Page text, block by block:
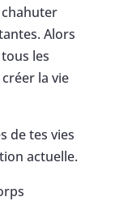
Alors
les
la vie
de tes vies
actuelle.